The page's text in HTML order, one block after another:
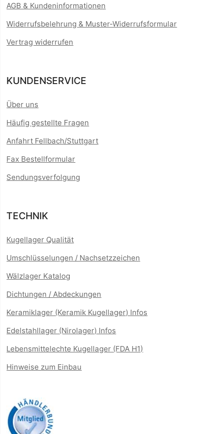
AGB & Kundeninformationen
Widerrufsbelehrung & Muster-Widerrufsformular
Vertrag widerrufen
KUNDENSERVICE
Über uns
Häufig gestellte Fragen
Anfahrt Fellbach/Stuttgart
Fax Bestellformular
Sendungsverfolgung
TECHNIK
Kugellager Qualität
Umschlüsselungen / Nachsetzzeichen
Wälzlager Katalog
Dichtungen / Abdeckungen
Keramiklager (Keramik Kugellager) Infos
Edelstahllager (Nirolager) Infos
Lebensmittelechte Kugellager (FDA H1)
Hinweise zum Einbau